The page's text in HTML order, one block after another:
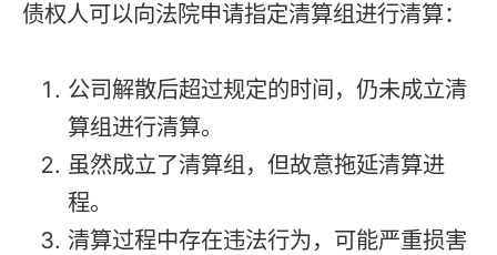
债权人可以向法院申请指定清算组进行清算：
公司解散后超过规定的时间，仍未成立清
算组进行清算。
虽然成立了清算组，但故意拖延清算进
程。
清算过程中存在违法行为，可能严重损害